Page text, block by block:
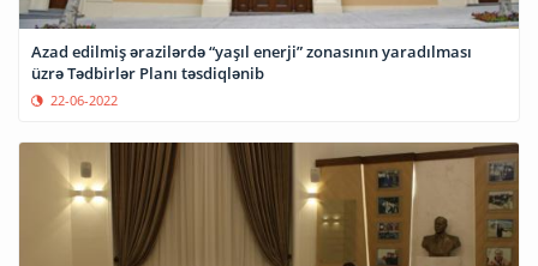
Azad edilmiş ərazilərdə “yaşıl enerji” zonasının yaradılması
üzrə Tədbirlər Planı təsdiqlənib
22-06-2022